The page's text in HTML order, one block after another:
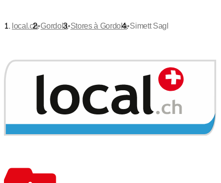
local.ch•Gordola•Stores à Gordola•Simett Sagl